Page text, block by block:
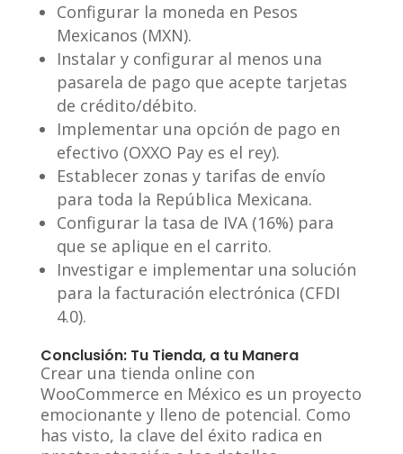
Configurar la moneda en Pesos
Mexicanos (MXN).
Instalar y configurar al menos una
pasarela de pago que acepte tarjetas
de crédito/débito.
Implementar una opción de pago en
efectivo (OXXO Pay es el rey).
Establecer zonas y tarifas de envío
para toda la República Mexicana.
Configurar la tasa de IVA (16%) para
que se aplique en el carrito.
Investigar e implementar una solución
para la facturación electrónica (CFDI
4.0).
Conclusión: Tu Tienda, a tu Manera
Crear una tienda online con
WooCommerce en México es un proyecto
emocionante y lleno de potencial. Como
has visto, la clave del éxito radica en